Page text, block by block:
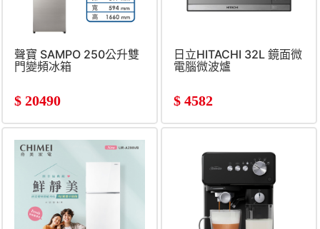
聲寶 SAMPO 250公升雙
門變頻冰箱
$ 20490
日立HITACHI 32L 鏡面微
電腦微波爐
$ 4582